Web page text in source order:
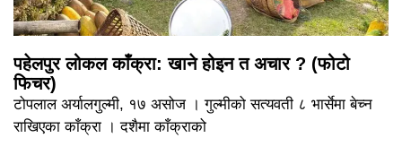
पहेलपुर लोकल काँक्रा: खाने होइन त अचार ? (फोटो
फिचर)
टोपलाल अर्यालगुल्मी, १७ असोज । गुल्मीको सत्यवती ८ भार्सेमा बेच्न
राखिएका काँक्रा । दशैमा काँक्राको